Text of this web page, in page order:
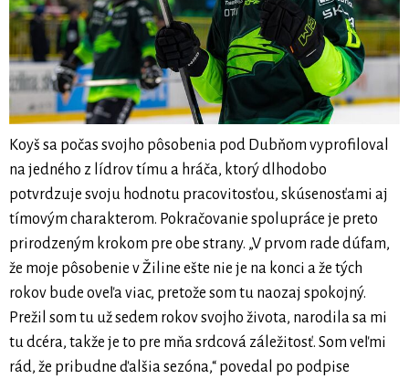
Koyš sa počas svojho pôsobenia pod Dubňom vyprofiloval
na jedného z lídrov tímu a hráča, ktorý dlhodobo
potvrdzuje svoju hodnotu pracovitosťou, skúsenosťami aj
tímovým charakterom. Pokračovanie spolupráce je preto
prirodzeným krokom pre obe strany. „V prvom rade dúfam,
že moje pôsobenie v Žiline ešte nie je na konci a že tých
rokov bude oveľa viac, pretože som tu naozaj spokojný.
Prežil som tu už sedem rokov svojho života, narodila sa mi
tu dcéra, takže je to pre mňa srdcová záležitosť. Som veľmi
rád, že pribudne ďalšia sezóna,“ povedal po podpise